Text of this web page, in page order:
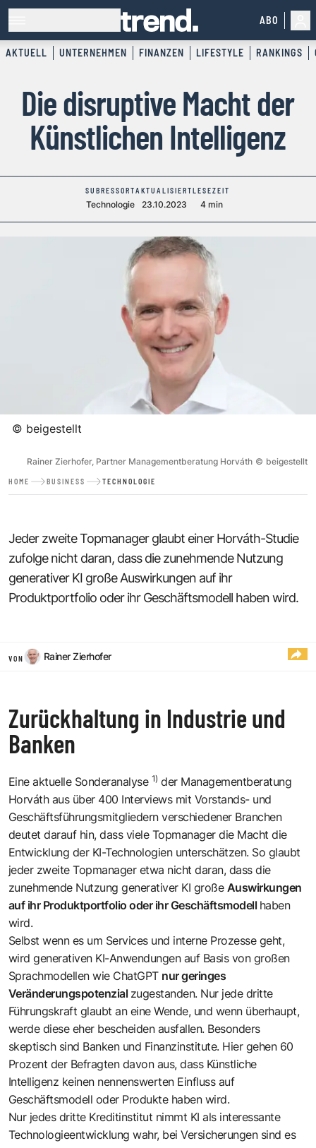
ABO
AKTUELL UNTERNEHMEN FINANZEN LIFESTYLE RANKINGS
Die disruptive Macht der
Künstlichen Intelligenz
SUBRESSORT
Technologie
AKTUALISIERT
23.10.2023
LESEZEIT
4 min
© beigestellt
Rainer Zierhofer, Partner Managementberatung Horváth © beigestellt
HOME BUSINESS TECHNOLOGIE
Jeder zweite Topmanager glaubt einer Horváth-Studie
zufolge nicht daran, dass die zunehmende Nutzung
generativer KI große Auswirkungen auf ihr
Produktportfolio oder ihr Geschäftsmodell haben wird.
VON Rainer Zierhofer
Zurückhaltung in Industrie und
Banken
Eine aktuelle Sonderanalyse 1) der Managementberatung
Horváth aus über 400 Interviews mit Vorstands- und
Geschäftsführungsmitgliedern verschiedener Branchen
deutet darauf hin, dass viele Topmanager die Macht die
Entwicklung der KI-Technologien unterschätzen. So glaubt
jeder zweite Topmanager etwa nicht daran, dass die
zunehmende Nutzung generativer KI große Auswirkungen
auf ihr Produktportfolio oder ihr Geschäftsmodell haben
wird.
Selbst wenn es um Services und interne Prozesse geht,
wird generativen KI-Anwendungen auf Basis von großen
Sprachmodellen wie ChatGPT nur geringes
Veränderungspotenzial zugestanden. Nur jede dritte
Führungskraft glaubt an eine Wende, und wenn überhaupt,
werde diese eher bescheiden ausfallen. Besonders
skeptisch sind Banken und Finanzinstitute. Hier gehen 60
Prozent der Befragten davon aus, dass Künstliche
Intelligenz keinen nennenswerten Einfluss auf
Geschäftsmodell oder Produkte haben wird.
Nur jedes dritte Kreditinstitut nimmt KI als interessante
Technologieentwicklung wahr, bei Versicherungen sind es